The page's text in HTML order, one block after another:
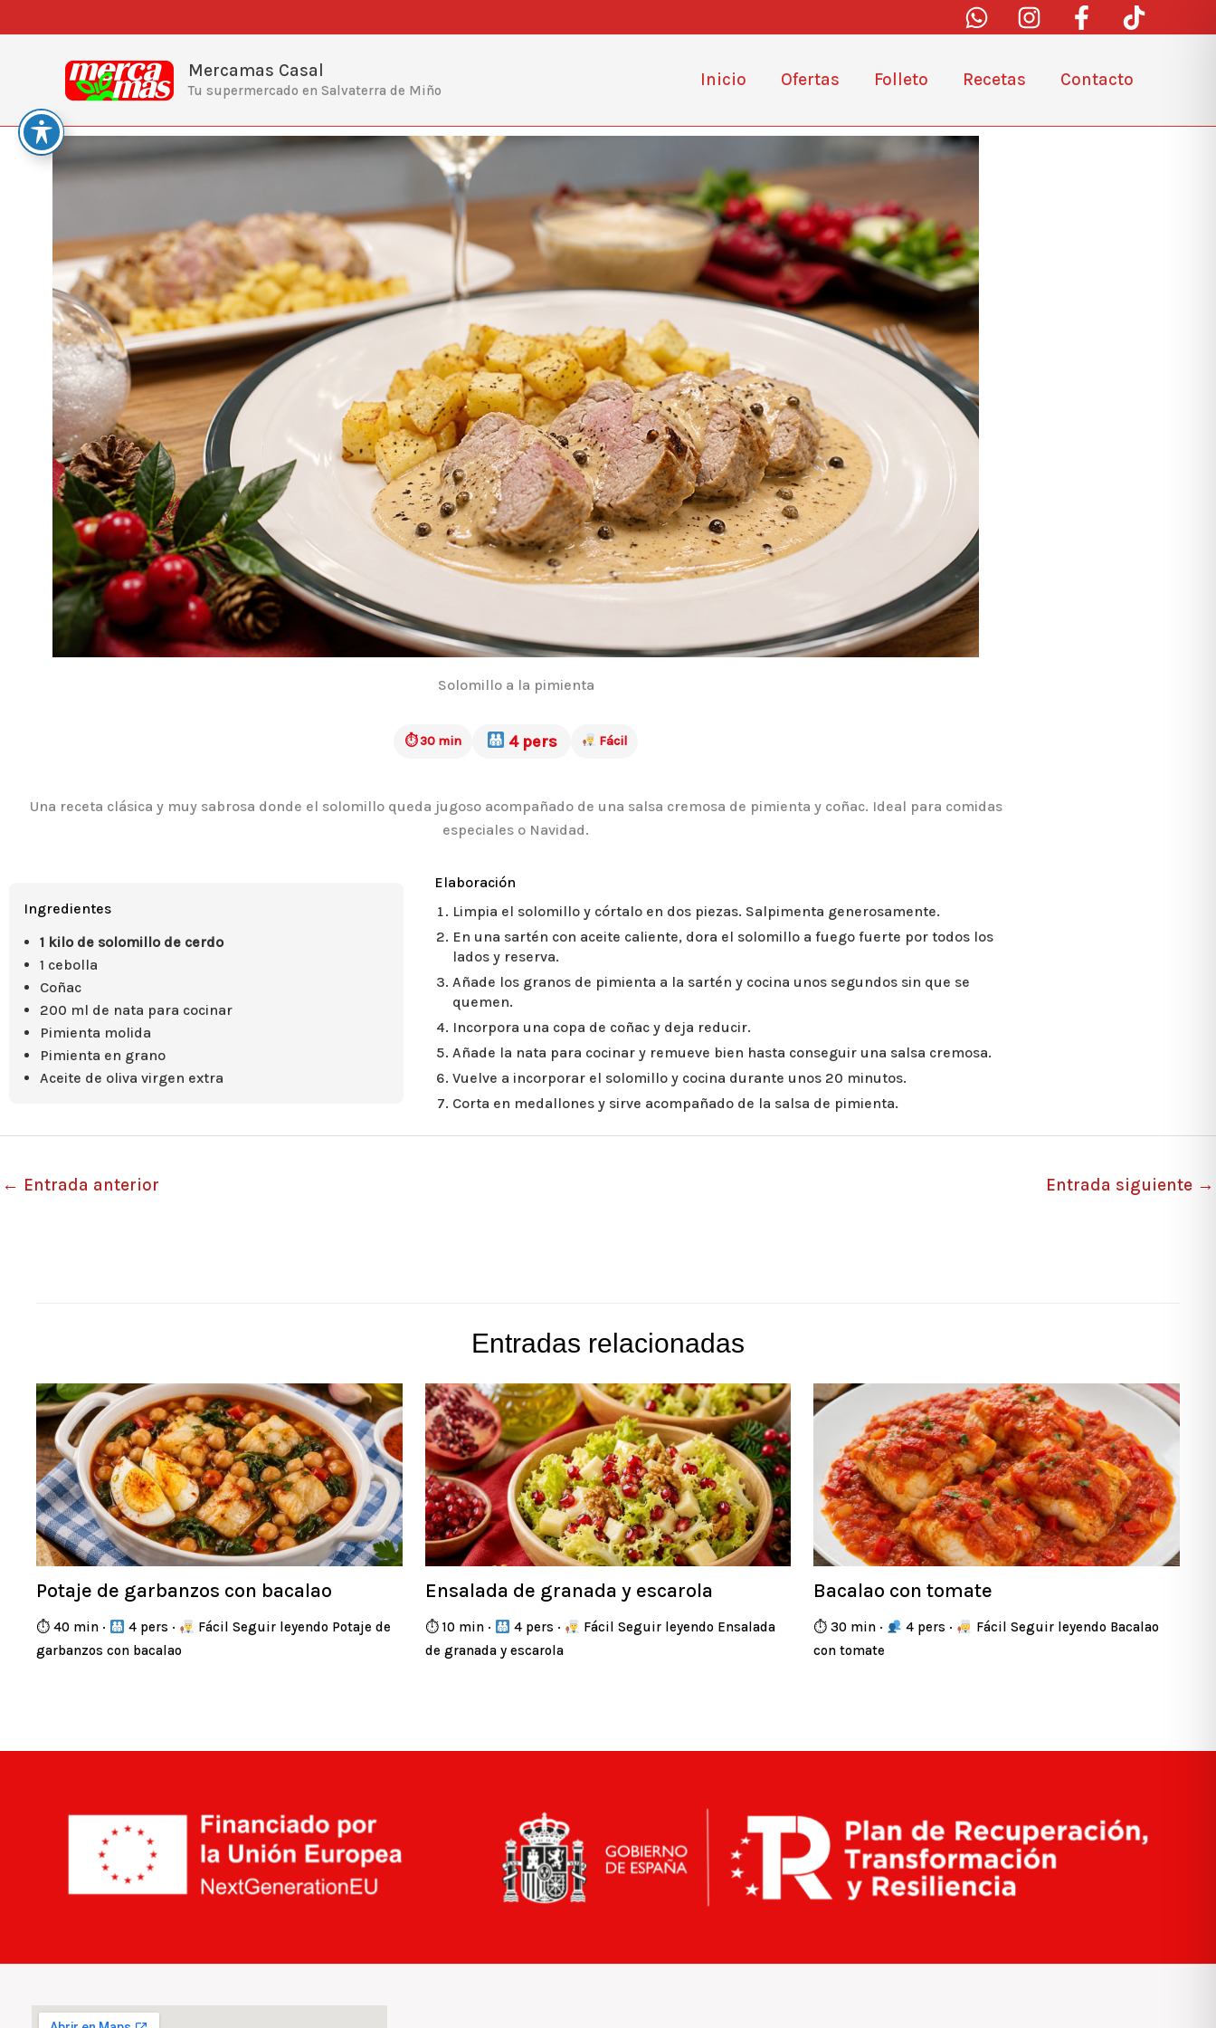
al
contenido
Mercamas Casal
Tu supermercado en Salvaterra de Miño
Inicio Ofertas Folleto Recetas Contacto
Solomillo a la pimienta
⏱ 30 min 4 pers Fácil
Una receta clásica y muy sabrosa donde el solomillo queda jugoso acompañado de una salsa cremosa de pimienta y coñac. Ideal para comidas
especiales o Navidad.
Ingredientes
1 kilo de solomillo de cerdo
1 cebolla
Coñac
200 ml de nata para cocinar
Pimienta molida
Pimienta en grano
Aceite de oliva virgen extra
Elaboración
Limpia el solomillo y córtalo en dos piezas. Salpimenta generosamente.
En una sartén con aceite caliente, dora el solomillo a fuego fuerte por todos los
lados y reserva.
Añade los granos de pimienta a la sartén y cocina unos segundos sin que se
quemen.
Incorpora una copa de coñac y deja reducir.
Añade la nata para cocinar y remueve bien hasta conseguir una salsa cremosa.
Vuelve a incorporar el solomillo y cocina durante unos 20 minutos.
Corta en medallones y sirve acompañado de la salsa de pimienta.
← Entrada anterior Entrada siguiente →
Entradas relacionadas
Potaje de garbanzos con bacalao
⏱ 40 min · 4 pers ·
Fácil Seguir leyendo Potaje de
garbanzos con bacalao
Ensalada de granada y escarola
⏱ 10 min · 4 pers ·
Fácil Seguir leyendo Ensalada
de granada y escarola
Bacalao con tomate
⏱ 30 min · 4 pers ·
Fácil Seguir leyendo Bacalao
con tomate